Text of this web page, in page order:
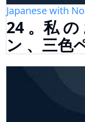
Japanese with
24 。私
ン 、三色